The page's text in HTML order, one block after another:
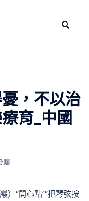
，不以治
育_中國
類
）“開心點”“把琴弦按